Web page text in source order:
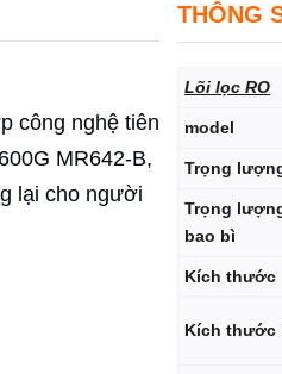
công nghệ tiên
MR642-B,
lại cho người
THÔNG
Lõi lọc RO
model
Trọng
Trọng
bao bì
Kích thước
Kích thước